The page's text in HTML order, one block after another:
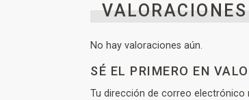
No hay valoraciones aún.
SÉ EL PRIMERO EN
Tu dirección de correo electrónico